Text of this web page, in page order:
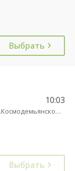
Выбрать
10:03
Памятник А.Космодемьянскому(Балтийское шоссе) трасса
Выбрать